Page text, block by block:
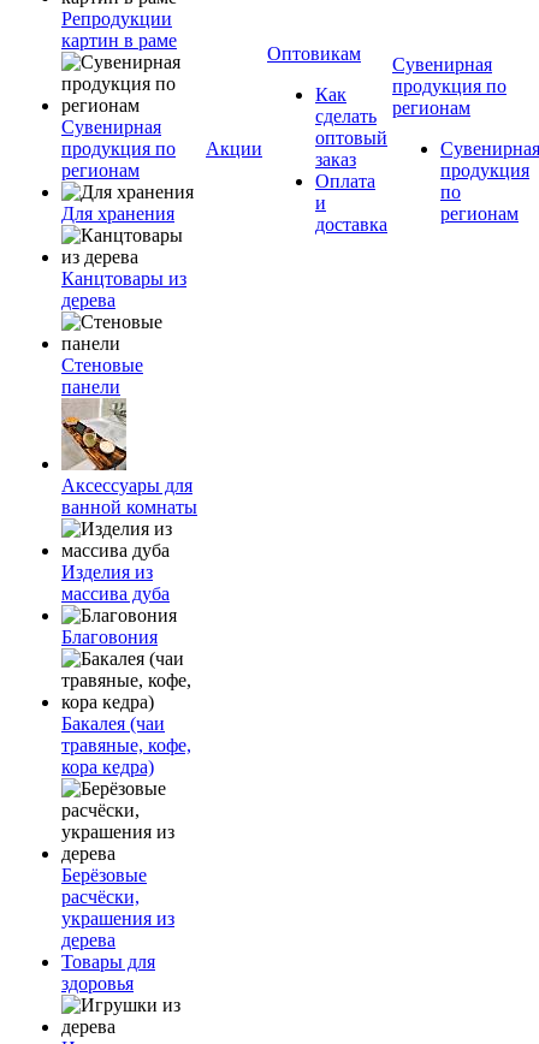
Репродукции
картин в раме
Сувенирная
продукция по
регионам
Для хранения
Канцтовары из
дерева
Стеновые
панели
Аксессуары для
ванной комнаты
Изделия из
массива дуба
Благовония
Бакалея (чаи
травяные, кофе,
кора кедра)
Берёзовые
расчёски,
украшения из
дерева
Товары для
здоровья
Акции
Оптовикам
Как
сделать
оптовый
заказ
Оплата
и
доставка
Сувенирная
продукция по
регионам
Сувенирная
продукция
по
регионам